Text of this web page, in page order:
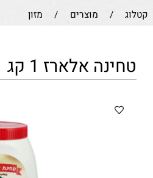
/ מוצרים / מזון
אלארז 1 קג